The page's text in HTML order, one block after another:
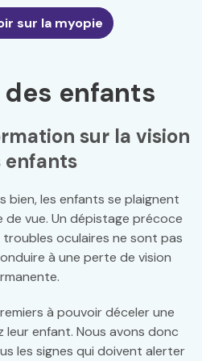
sur la myopie
des enfants
sur la vision
enfants
bien, les enfants se plaignent
de vue. Un dépistage précoce
oculaires ne sont pas
à une perte de vision
à pouvoir déceler une
leur enfant. Nous avons donc
les signes qui doivent alerter